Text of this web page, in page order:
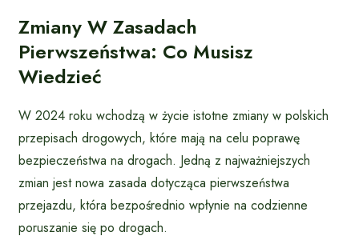
Zmiany W Zasadach
Pierwszeństwa: Co Musisz
Wiedzieć
W 2024 roku wchodzą w życie istotne zmiany w polskich
przepisach drogowych, które mają na celu poprawę
bezpieczeństwa na drogach. Jedną z najważniejszych
zmian jest nowa zasada dotycząca pierwszeństwa
przejazdu, która bezpośrednio wpłynie na codzienne
poruszanie się po drogach.